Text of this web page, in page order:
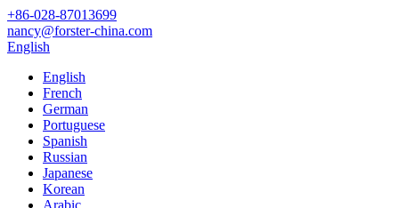
+86-028-87013699
nancy@forster-china.com
English
English
French
German
Portuguese
Spanish
Russian
Japanese
Korean
Arabic